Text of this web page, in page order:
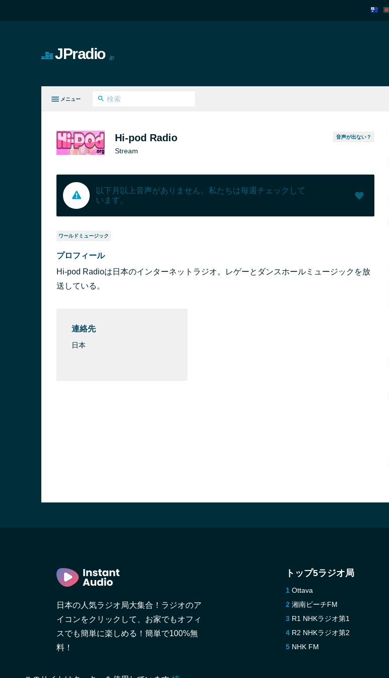
JPradio .jp
メニュー
Hi-pod Radio
Stream
音声が出ない？
以下月以上音声がありません。私たちは毎週チェックして
います。
ワールドミュージック
プロフィール
Hi-pod Radioは日本のインターネットラジオ。レゲーとダンスホールミュージックを放
送している。
連絡先
日本
日本の人気ラジオ局大集合！ラジオのア
イコンをクリックして、お家でもオフィ
スでも簡単に楽しめる！簡単で100%無
料！
トップ5ラジオ局
Ottava
湘南ビーチFM
R1 NHKラジオ第1
R2 NHKラジオ第2
NHK FM